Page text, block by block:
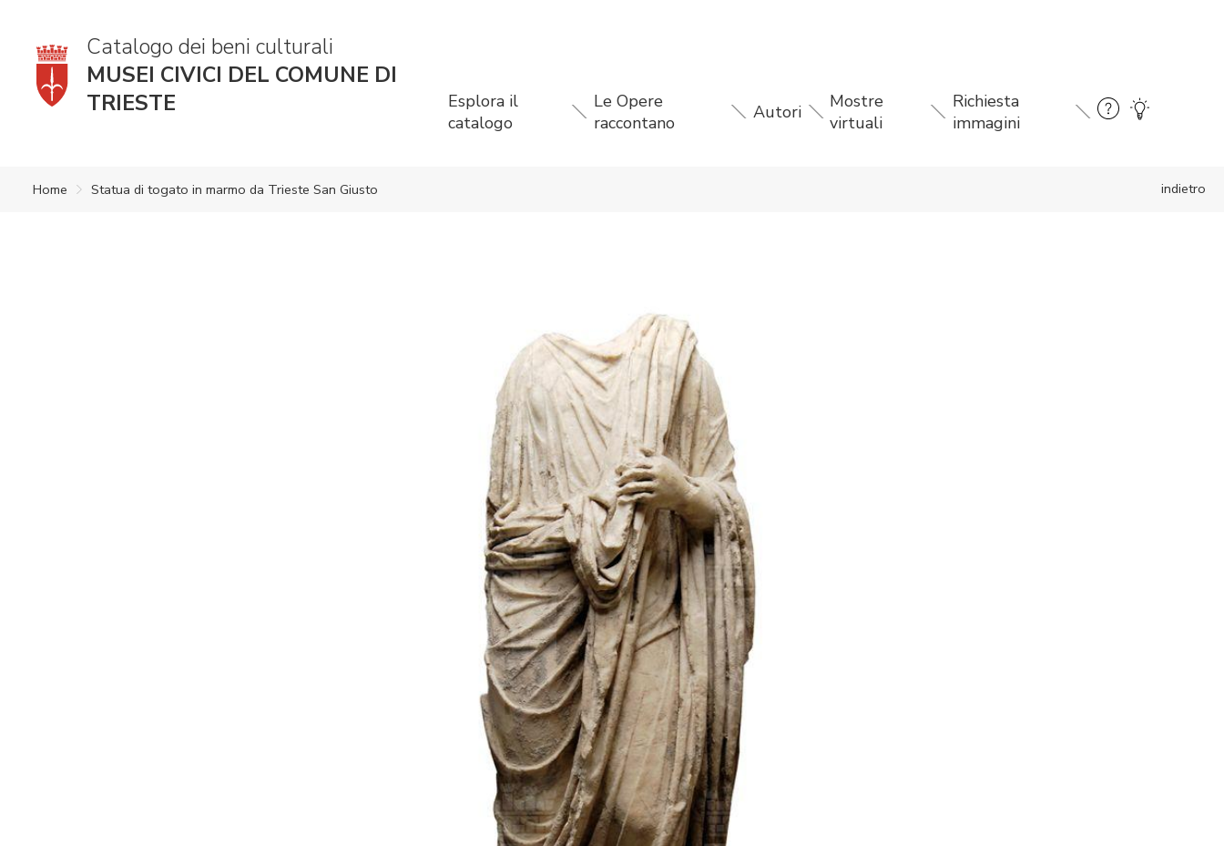
Catalogo dei beni culturali
MUSEI CIVICI DEL COMUNE DI
TRIESTE
Esplora il
catalogo
Le Opere
raccontano
Autori
Mostre
virtuali
Richiesta
immagini
indietro
Home Statua di togato in marmo da Trieste San Giusto